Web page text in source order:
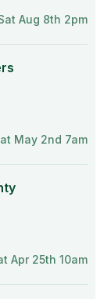
Aug 8th 2pm
May 2nd 7am
Apr 25th 10am